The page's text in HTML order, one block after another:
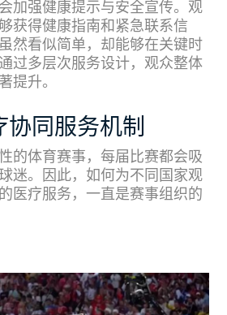
加强健康提示与安全宣传。观
获得健康指南和紧急联系信
然看似简单，却能够在关键时
过多层次服务设计，观众整体
提升。
协同服务机制
的体育赛事，每届比赛都会吸
迷。因此，如何为不同国家观
医疗服务，一直是赛事组织的